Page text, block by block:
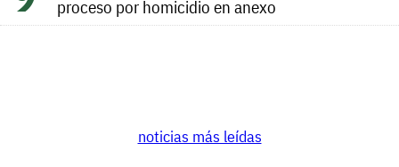
proceso por homicidio en anexo
noticias más leídas